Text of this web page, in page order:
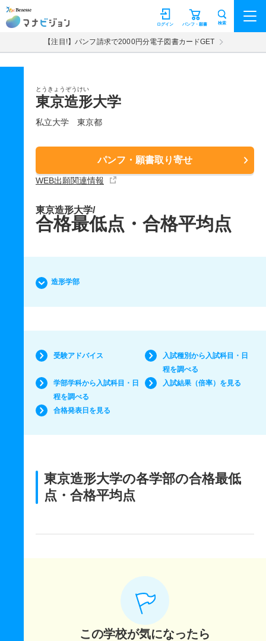
マナビジョン パンフ・願書
ログイン 検索
【注目!】パンフ請求で2000円分電子図書カードGET
とうきょうぞうけい
東京造形大学
私立大学 東京都
パンフ・願書取り寄せ
WEB出願関連情報
東京造形大学/
合格最低点・合格平均点
造形学部
受験アドバイス
入試種別から入試科目・日
程を調べる
学部学科から入試科目・日
程を調べる
入試結果（倍率）を見る
合格発表日を見る
東京造形大学の各学部の合格最低
点・合格平均点
この学校が気になったら